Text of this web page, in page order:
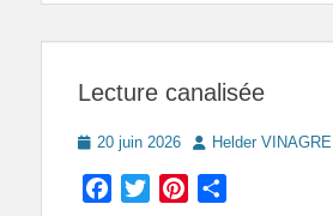
Lecture canalisée
Posted
20 juin 2026 AuthorHelder VINAGRE
Facebook
TwitterPinterest